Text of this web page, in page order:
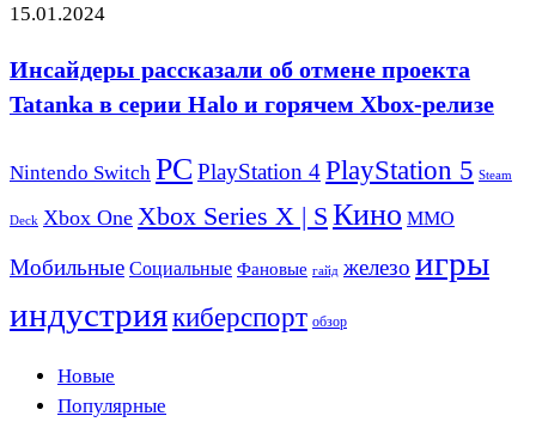
15.01.2024
Инсайдеры рассказали об отмене проекта
Tatanka в серии Halo и горячем Xbox-релизе
Nintendo Switch PC PlayStation 4PlayStation 5 Steam
Deck Xbox One Xbox Series X | S Кино ММО
Мобильные Социальные Фановые гайд железо игры
индустриякиберспорт обзор
Новые
Популярные